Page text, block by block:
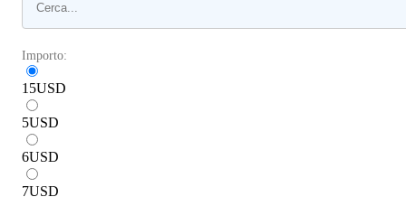
Importo:
15USD
5USD
6USD
7USD